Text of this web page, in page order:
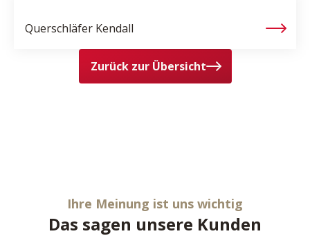
Querschläfer Kendall
Zurück zur Übersicht
Ihre Meinung ist uns wichtig
Das sagen unsere Kunden